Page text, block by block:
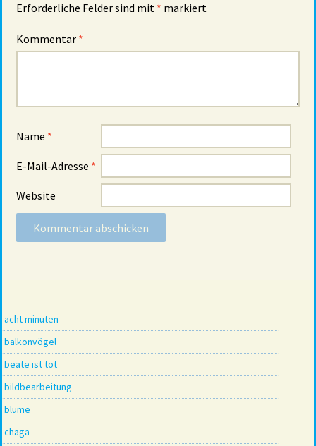
Erforderliche Felder sind mit * markiert
Kommentar *
Name *
E-Mail-Adresse *
Website
acht minuten
balkonvögel
beate ist tot
bildbearbeitung
blume
chaga